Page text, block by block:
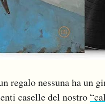
regalo nessuna ha un
caselle del nostro